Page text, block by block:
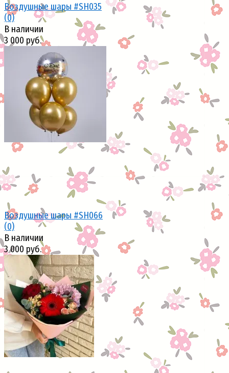
избранное сравнить
Воздушные шары #SH035
(0)
В наличии
3 000 руб.
избранное сравнить
Воздушные шары #SH066
(0)
В наличии
3 000 руб.